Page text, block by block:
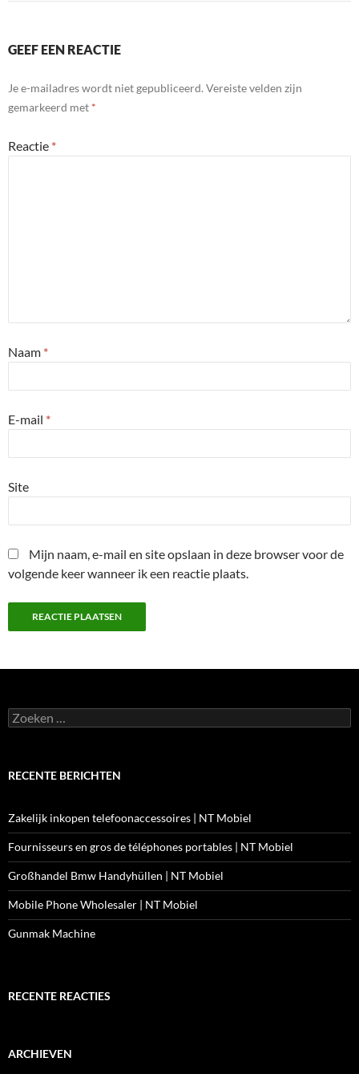
GEEF EEN REACTIE
Je e-mailadres wordt niet gepubliceerd. Vereiste velden zijn
gemarkeerd met *
Reactie *
Naam *
E-mail *
Site
Mijn naam, e-mail en site opslaan in deze browser voor de
volgende keer wanneer ik een reactie plaats.
Zoeken
naar:
RECENTE BERICHTEN
Zakelijk inkopen telefoonaccessoires | NT Mobiel
Fournisseurs en gros de téléphones portables | NT Mobiel
Großhandel Bmw Handyhüllen | NT Mobiel
Mobile Phone Wholesaler | NT Mobiel
Gunmak Machine
RECENTE REACTIES
ARCHIEVEN